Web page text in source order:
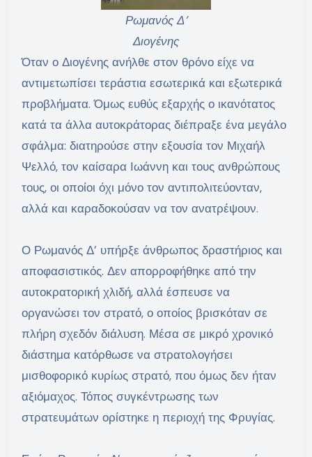
Ρωμανός Δ’
Διογένης
Όταν ο Διογένης ανήλθε στον θρόνο είχε να
αντιμετωπίσει τεράστια εσωτερικά και εξωτερικά
προβλήματα. Όμως ευθύς εξαρχής ο ικανότατος
κατά τα άλλα αυτοκράτορας διέπραξε ένα μεγάλο
σφάλμα: διατηρούσε στην εξουσία τον Μιχαήλ
Ψελλό, τον καίσαρα Ιωάννη και τους ανθρώπους
τους, οι οποίοι όχι μόνο τον αντιπολιτεύονταν,
αλλά και καραδοκούσαν να τον ανατρέψουν.
Ο Ρωμανός Δ’ υπήρξε άνθρωπος δραστήριος και
αποφασιστικός. Δεν απορροφήθηκε από την
αυτοκρατορική χλιδή, αλλά έσπευσε να
οργανώσει τον στρατό, ο οποίος βρισκόταν σε
πλήρη σχεδόν διάλυση. Μέσα σε μικρό χρονικό
διάστημα κατόρθωσε να στρατολογήσει
μισθοφορικό κυρίως στρατό, που όμως δεν ήταν
αξιόμαχος. Τόπος συγκέντρωσης των
στρατευμάτων ορίστηκε η περιοχή της Φρυγίας.